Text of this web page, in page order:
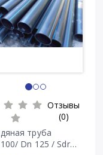
Отзывы
(0)
труба
Dn 125 / Sdr